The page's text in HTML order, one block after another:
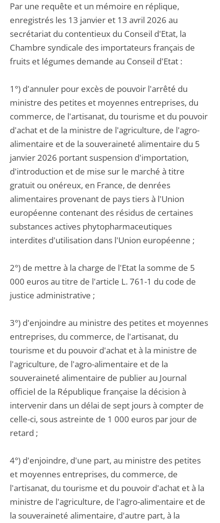
Par une requête et un mémoire en réplique,
enregistrés les 13 janvier et 13 avril 2026 au
secrétariat du contentieux du Conseil d'Etat, la
Chambre syndicale des importateurs français de
fruits et légumes demande au Conseil d'Etat :
1°) d'annuler pour excès de pouvoir l'arrêté du
ministre des petites et moyennes entreprises, du
commerce, de l'artisanat, du tourisme et du pouvoir
d'achat et de la ministre de l'agriculture, de l'agro-
alimentaire et de la souveraineté alimentaire du 5
janvier 2026 portant suspension d'importation,
d'introduction et de mise sur le marché à titre
gratuit ou onéreux, en France, de denrées
alimentaires provenant de pays tiers à l'Union
européenne contenant des résidus de certaines
substances actives phytopharmaceutiques
interdites d'utilisation dans l'Union européenne ;
2°) de mettre à la charge de l'Etat la somme de 5
000 euros au titre de l'article L. 761-1 du code de
justice administrative ;
3°) d'enjoindre au ministre des petites et moyennes
entreprises, du commerce, de l'artisanat, du
tourisme et du pouvoir d'achat et à la ministre de
l'agriculture, de l'agro-alimentaire et de la
souveraineté alimentaire de publier au Journal
officiel de la République française la décision à
intervenir dans un délai de sept jours à compter de
celle-ci, sous astreinte de 1 000 euros par jour de
retard ;
4°) d'enjoindre, d'une part, au ministre des petites
et moyennes entreprises, du commerce, de
l'artisanat, du tourisme et du pouvoir d'achat et à la
ministre de l'agriculture, de l'agro-alimentaire et de
la souveraineté alimentaire, d'autre part, à la